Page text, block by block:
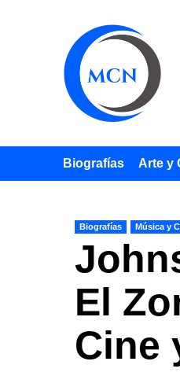
Biografías Arte y
Biografías Música y
El
Cine